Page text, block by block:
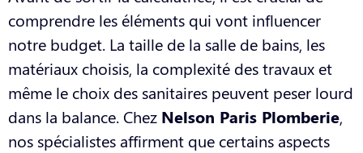
comprendre les éléments qui vont influencer
notre budget. La taille de la salle de bains, les
matériaux choisis, la complexité des travaux et
même le choix des sanitaires peuvent peser lourd
dans la balance. Chez Nelson Paris Plomberie,
nos spécialistes affirment que certains aspects